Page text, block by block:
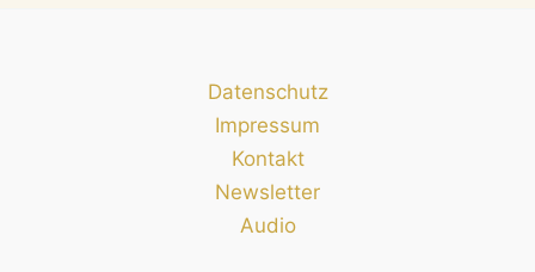
Datenschutz
Impressum
Kontakt
Newsletter
Audio